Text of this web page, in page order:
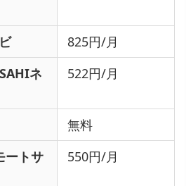
825円/月
ネ
522円/月
無料
トサ
550円/月